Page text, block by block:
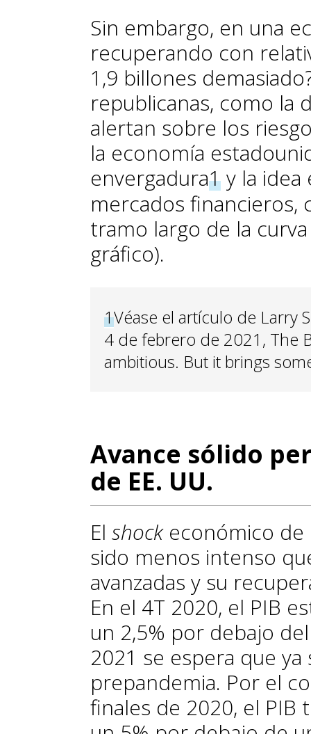
Sin embargo, en una
recuperando con
1,9 billones
republicanas, como la
alertan sobre los
la economía
envergadura1y la idea
mercados
tramo largo de la
gráfico).
1Véase el artículo de Larry
4 de febrero de 2021, The
ambitious. But it brings
Avance sólido
de EE. UU.
El shock económico de
sido me­­nos intenso
avanzadas y su
En el 4T 2020, el PIB
un 2,5% por debajo
2021 se espera que
prepandemia. Por el
finales de 2020, el PIB